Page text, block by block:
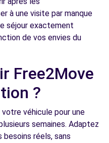
à une visite par manque
séjour exactement
de vos envies du
Free2Move
?
votre véhicule pour une
semaines. Adaptez
besoins réels, sans